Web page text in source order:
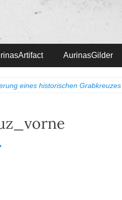
AurinasGilder
eines historischen Grabkreuzes